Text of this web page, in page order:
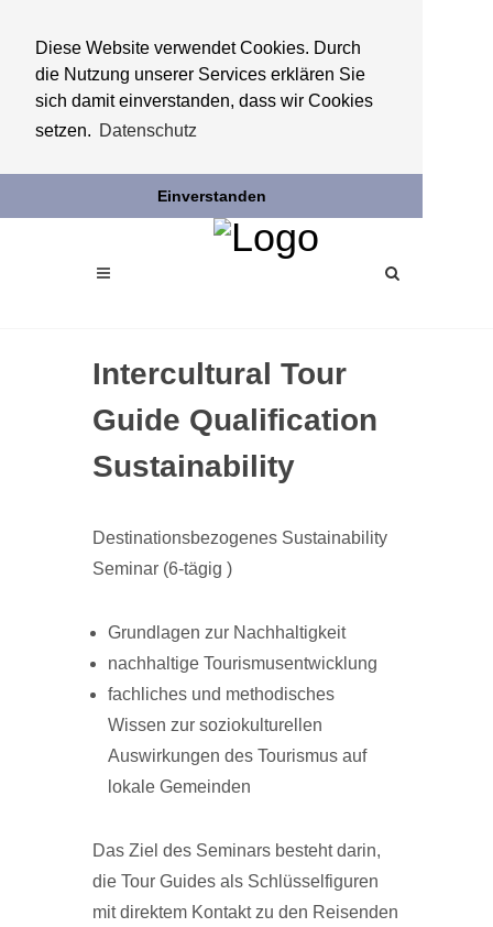
Diese Website verwendet Cookies. Durch
die Nutzung unserer Services erklären Sie
sich damit einverstanden, dass wir Cookies
setzen. Datenschutz
Einverstanden
Intercultural Tour
Guide Qualification
Sustainability
Destinationsbezogenes Sustainability
Seminar (6-tägig )
Grundlagen zur Nachhaltigkeit
nachhaltige Tourismusentwicklung
fachliches und methodisches
Wissen zur soziokulturellen
Auswirkungen des Tourismus auf
lokale Gemeinden
Das Ziel des Seminars besteht darin,
die Tour Guides als Schlüsselfiguren
mit direktem Kontakt zu den Reisenden